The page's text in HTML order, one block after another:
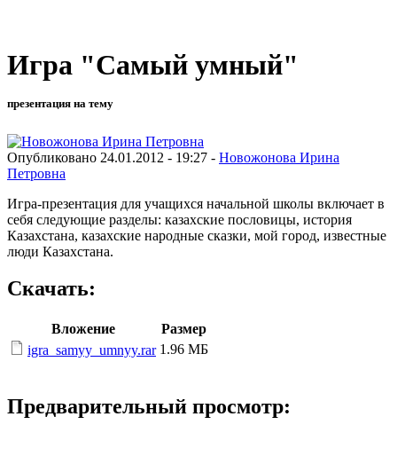
Игра "Самый умный"
презентация на тему
Опубликовано 24.01.2012 - 19:27 - Новожонова Ирина
Петровна
Игра-презентация для учащихся начальной школы включает в
себя следующие разделы: казахские пословицы, история
Казахстана, казахские народные сказки, мой город, известные
люди Казахстана.
Скачать:
Вложение
Размер
igra_samyy_umnyy.rar 1.96 МБ
Предварительный просмотр: